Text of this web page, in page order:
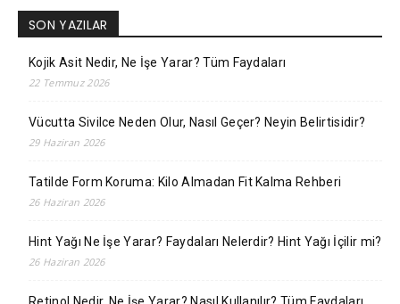
SON YAZILAR
Kojik Asit Nedir, Ne İşe Yarar? Tüm Faydaları
22 Temmuz 2026
Vücutta Sivilce Neden Olur, Nasıl Geçer? Neyin Belirtisidir?
29 Haziran 2026
Tatilde Form Koruma: Kilo Almadan Fit Kalma Rehberi
26 Haziran 2026
Hint Yağı Ne İşe Yarar? Faydaları Nelerdir? Hint Yağı İçilir mi?
26 Haziran 2026